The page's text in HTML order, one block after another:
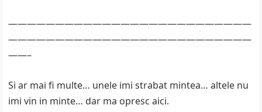
——————————————————————————
——————————————————————————
——–
Si ar mai fi multe… unele imi strabat mintea… altele nu
imi vin in minte… dar ma opresc aici.